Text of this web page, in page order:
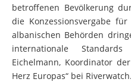
betroffenen Bevölkerung
die Konzessionsvergabe
albanischen Behörden
internationale
Eichelmann, Koordinator
Herz Europas“ bei Riverwatch.